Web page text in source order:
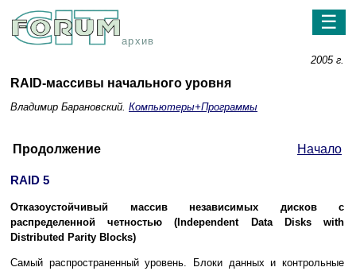
архив
☰
2005 г.
RAID-массивы начального уровня
Владимир Барановский. Компьютеры+Программы
Продолжение Начало
RAID 5
Отказоустойчивый массив независимых дисков с
распределенной четностью (Independent Data Disks with
Distributed Parity Blocks)
Самый распространенный уровень. Блоки данных и контрольные